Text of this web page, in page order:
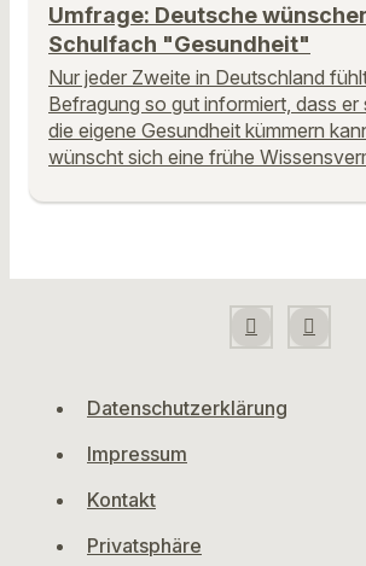
Umfrage: Deutsche
Schulfach "Gesundheit"
Nur jeder Zweite in Deutschland
Befragung so gut informiert, dass er
die eigene Gesundheit kümmern
wünscht sich eine frühe
Datenschutzerklärung
Impressum
Kontakt
Privatsphäre